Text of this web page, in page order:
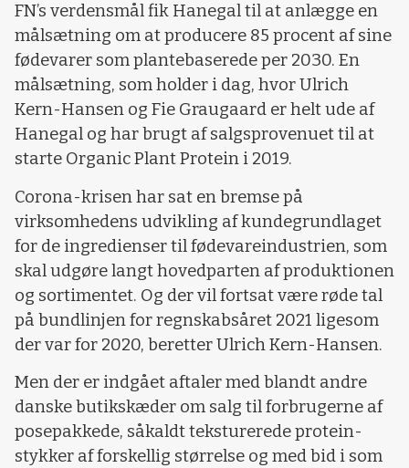
FN’s verdensmål fik Hanegal til at anlægge en
målsætning om at producere 85 procent af sine
fødevarer som plantebaserede per 2030. En
målsætning, som holder i dag, hvor Ulrich
Kern-Hansen og Fie Graugaard er helt ude af
Hanegal og har brugt af salgsprovenuet til at
starte Organic Plant Protein i 2019.
Corona-krisen har sat en bremse på
virksomhedens udvikling af kundegrundlaget
for de ingredienser til fødevareindustrien, som
skal udgøre langt hovedparten af produktionen
og sortimentet. Og der vil fortsat være røde tal
på bundlinjen for regnskabsåret 2021 ligesom
der var for 2020, beretter Ulrich Kern-Hansen.
Men der er indgået aftaler med blandt andre
danske butikskæder om salg til forbrugerne af
posepakkede, såkaldt teksturerede protein-
stykker af forskellig størrelse og med bid i som